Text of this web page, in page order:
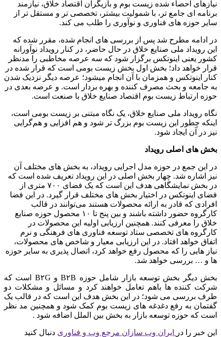
نیازهای احصاء شده زیست بوم و بازیگران اقتصاد خلاق، نیازمند
برنامه ای جامع تر، با شمولیت بیشتر، تخصصی تر و مستقل تر از
سایر حوزه های فناوری و نوآوری را طلب می کند.
در ادامه مطرح شد پس از بررسی های انجام شده، مقرر شده که
این رویداد ملی صنایع خلاق در حال حاضر، در کنار رویداد نوآورانه
کشور یعنی اینوتکس برگزار شود که سه عرصه مخاطبی را مدنظر
قرار خواهد داد؛ بخش اول بخش زیست بومی است که قرار شده در
کنار اینوتکس و همزمان با آن انجام می‎شود؛ عرصه دیگر نزدیک شدن
به جامعه و بحث مصرف کننده و بهره بردار است. و عرصه بعدی در
حوزه ارتباط زیست بوم اقتصاد صنایع خلاق با صنعت است.
نگاه رویداد ملی صنایع خلاق، یک نگاه مبتنی بر زیست بومی است،
اینکه چطور این زیست بوم بزرگ تر شود و هم افزایی و هم‌گرایی
نیز در آن ایجاد شود.
بخش های اصلی رویداد
در این جمع در حوزه مدل اجرایی رویداد، به بخش های مختلف آن
نیز اشاره شد. چهار بخش اصلی در این رویداد تعریف شده است که
در بخش نمایشگاهی هدف این است که یک فضای ۷۰۰ متری از
فضای اینوتکس در اختیار بخش های مختلف قرار گیرد. در این فضا
افرادی که قادر به ارائه محصولات هستند می‌توانند در قالب
کارگروه حضور داشته باشند و بین پنج تا ۱۰ محصول حوزه صنایع
خلاق را معرفی کنند. همچنین ارزیابی اولیه این محصولات در
کارگروه های تخصصی ستاد توسعه فناوری‎ های فرهنگی و نرم
اتفاق خواهد افتاد. در این ارزیابی معیار و شاخص های محصولات،
نیاز هایی را که محصول رفع خواهد کرد، اتصال پذیری به سایر حوزه
ها و … بررسی خواهد شد.
بخش دیگر بخش توسعه بازار شامل حوزه B۲B و B۲G است که
شرکت کننده ها باهم تعامل خواهند کرد و مسائل و مشکلات دو
طرف بررسی می شود؛ در این بخش هدف این است که در قالب یک
گفتمان به رفع دغدغه های زیست بوم کمک شود و همچنین مد نظر
است که حوزه توسعه بازار به بخش بین الملل اضافه شود .
این خبر را در ایران وب سازان مرجع وب و فناوری دنبال کنید